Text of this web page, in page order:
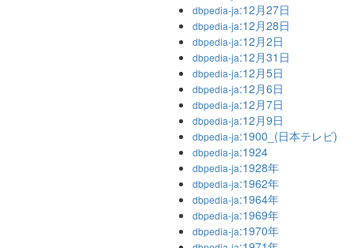
dbpedia-ja:12月27日
dbpedia-ja:12月28日
dbpedia-ja:12月2日
dbpedia-ja:12月31日
dbpedia-ja:12月5日
dbpedia-ja:12月6日
dbpedia-ja:12月7日
dbpedia-ja:12月9日
dbpedia-ja:1900_(日本テレビ)
dbpedia-ja:1924
dbpedia-ja:1928年
dbpedia-ja:1962年
dbpedia-ja:1964年
dbpedia-ja:1969年
dbpedia-ja:1970年